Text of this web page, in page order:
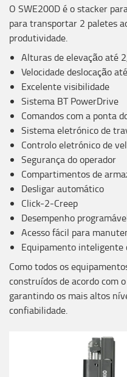
O SWE200D é o stacker
para transportar 2 paletes
produtividade.
Alturas de elevação até
Velocidade deslocação
Excelente visibilidade
Sistema BT PowerDrive
Comandos com a ponta
Sistema eletrónico de
Controlo eletrónico de
Segurança do operador
Compartimentos de
Desligar automático
Click-2-Creep
Desempenho
Acesso fácil para
Equipamento
Como todos os
construídos de acordo com
garantindo os mais altos
confiabilidade.